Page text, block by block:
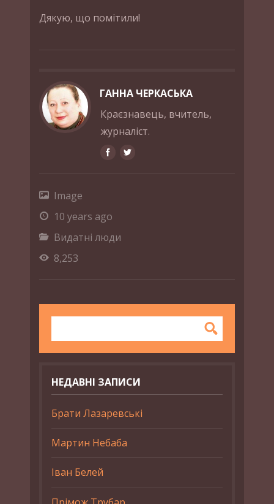
Дякую, що помітили!
ГАННА ЧЕРКАСЬКА
Краєзнавець, вчитель,
журналіст.
Image
10 years ago
Видатні люди
8,253
НЕДАВНІ ЗАПИСИ
Брати Лазаревські
Мартин Небаба
Іван Белей